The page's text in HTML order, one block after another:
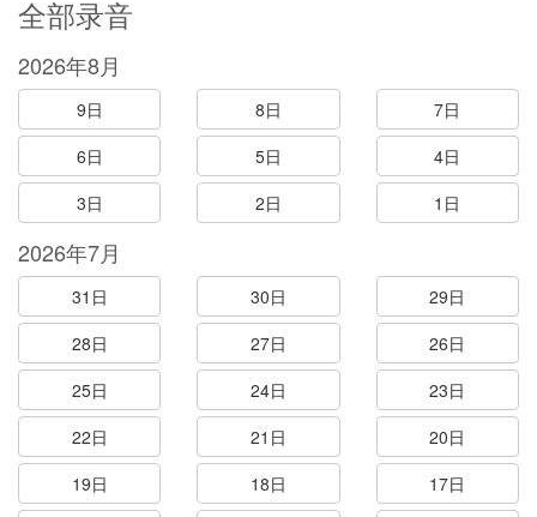
全部录音
2026年8月
9日 8日
7日
6日
5日
4日
3日
2日 1日
2026年7月
31日 30日
29日
28日
27日
26日
25日
24日
23日
22日
21日
20日
19日
18日
17日